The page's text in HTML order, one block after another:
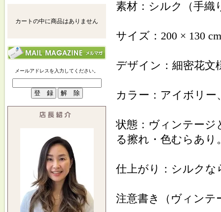
カートの中に商品はありません
メールアドレスを入力してください。
素材：シルク（手織
サイズ：200 × 130 cm
デザイン：細密花文
カラー：アイボリ
状態：ヴィンテージ
る擦れ・色むらあり
仕上がり：シルク
注意書き（ヴィンテ